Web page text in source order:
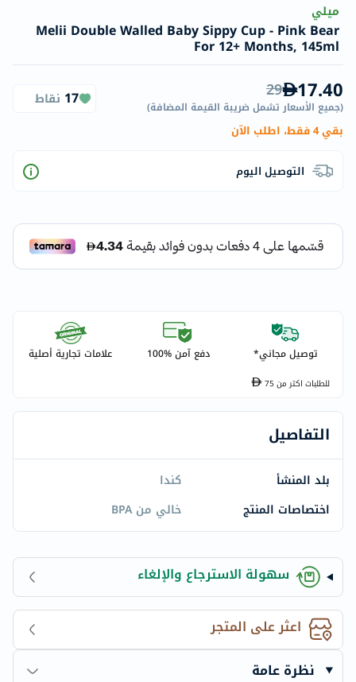
ميلي
Melii Double Walled Baby Sippy Cup - Pink Bear
For 12+ Months, 145ml
17.40
29
(جميع الأسعار تشمل ضريبة القيمة المضافة)
17 نقاط
بقي 4 فقط، اطلب الآن
التوصيل اليوم
توصيل مجاني* دفع آمن %100 علامات تجارية أصلية
للطلبات اكتر من75
التفاصيل
بلد المنشأ
كندا
اختصاصات المنتج
خالي من BPA
سهولة الاسترجاع والإلغاء
اعثر على المتجر
نظرة عامة